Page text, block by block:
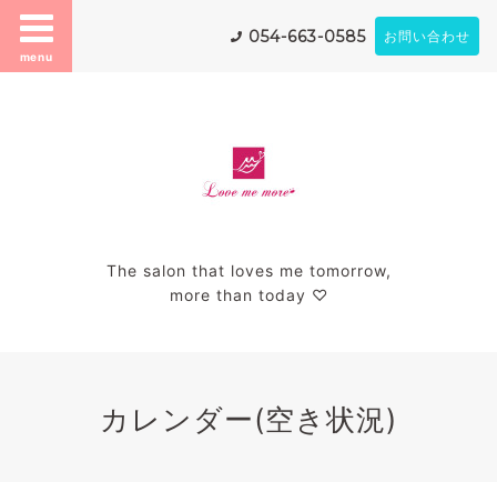
menu
054-663-0585 お問い合わせ
The salon that loves me tomorrow,
more than today ♡
カレンダー(空き状況)